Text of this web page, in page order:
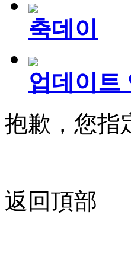
축데이
업데이트
抱歉，您指
返回頂部